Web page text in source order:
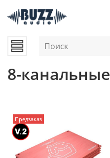
8-канальные
Предзаказ